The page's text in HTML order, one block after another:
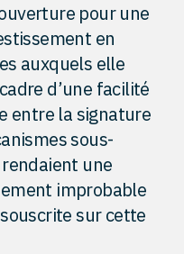
pour une
en
auxquels elle
d’une facilité
entre la signature
sous-
une
improbable
sur cette